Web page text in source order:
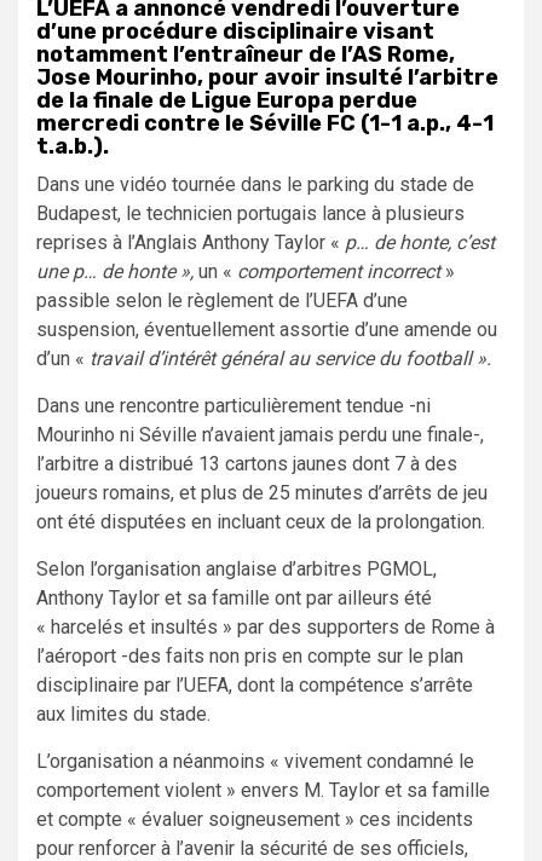
L’UEFA a annoncé vendredi l’ouverture
d’une procédure disciplinaire visant
notamment l’entraîneur de l’AS Rome,
Jose Mourinho, pour avoir insulté l’arbitre
de la finale de Ligue Europa perdue
mercredi contre le Séville FC (1-1 a.p., 4-1
t.a.b.).
Dans une vidéo tournée dans le parking du stade de
Budapest, le technicien portugais lance à plusieurs
reprises à l’Anglais Anthony Taylor « p… de honte, c’est
une p… de honte », un « comportement incorrect»
passible selon le règlement de l’UEFA d’une
suspension, éventuellement assortie d’une amende ou
d’un « travail d’intérêt général au service du football ».
Dans une rencontre particulièrement tendue -ni
Mourinho ni Séville n’avaient jamais perdu une finale-,
l’arbitre a distribué 13 cartons jaunes dont 7 à des
joueurs romains, et plus de 25 minutes d’arrêts de jeu
ont été disputées en incluant ceux de la prolongation.
Selon l’organisation anglaise d’arbitres PGMOL,
Anthony Taylor et sa famille ont par ailleurs été
« harcelés et insultés » par des supporters de Rome à
l’aéroport -des faits non pris en compte sur le plan
disciplinaire par l’UEFA, dont la compétence s’arrête
aux limites du stade.
L’organisation a néanmoins « vivement condamné le
comportement violent » envers M. Taylor et sa famille
et compte « évaluer soigneusement » ces incidents
pour renforcer à l’avenir la sécurité de ses officiels,